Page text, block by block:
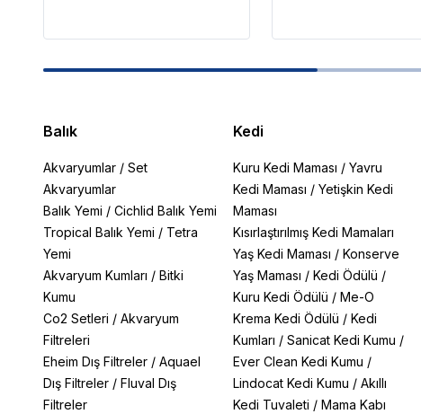
Balık
Akvaryumlar / Set
Akvaryumlar
Balık Yemi / Cichlid Balık Yemi
Tropical Balık Yemi / Tetra
Yemi
Akvaryum Kumları / Bitki
Kumu
Co2 Setleri / Akvaryum
Filtreleri
Eheim Dış Filtreler / Aquael
Dış Filtreler / Fluval Dış
Filtreler
Kedi
Kuru Kedi Maması / Yavru
Kedi Maması / Yetişkin Kedi
Maması
Kısırlaştırılmış Kedi Mamaları
Yaş Kedi Maması / Konserve
Yaş Maması / Kedi Ödülü /
Kuru Kedi Ödülü / Me-O
Krema Kedi Ödülü / Kedi
Kumları / Sanicat Kedi Kumu /
Ever Clean Kedi Kumu /
Lindocat Kedi Kumu / Akıllı
Kedi Tuvaleti / Mama Kabı